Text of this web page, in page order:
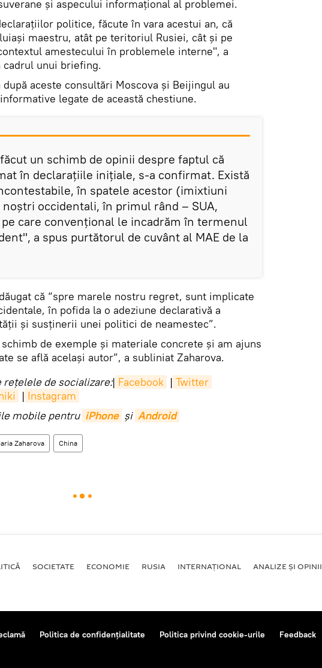
și aspecului informațional al problemei.
politice, făcute în vara acestui an, că
maestru, atât pe teritoriul Rusiei, cât și pe
amestecului în problemele interne", a
cadrul unui briefing.
după aceste consultări Moscova și Beijingul au
legate de această chestiune.
un schimb de opinii despre faptul că
în declarațiile inițiale, s-a confirmat. Există
în spatele acestor (imixtiuni
occidentali, în primul rând – SUA,
care convențional le incadrăm în termenul
a spus purtătorul de cuvânt al MAE de la
că “spre marele nostru regret, sunt implicate
în pofida la o adeziune declarativă a
și susținerii unei politici de neamestec”.
de exemple și materiale concrete și am ajuns
se află același autor”, a subliniat Zaharova.
rețelele de socializare:| Facebook | Twitter
| Instagram
mobile pentru iPhone și Android
Zaharova China
SOCIETATE ECONOMIE RUSIA INTERNAŢIONAL ANALIZE ȘI OPINII
Politica de confidențialitate Politica privind cookie-urile Feedback